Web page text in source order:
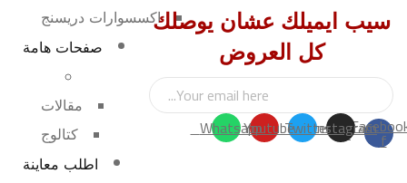
اكسسوارات دريسنج
صفحات هامة
مقالات
كتالوج
اطلب معاينة
سيب ايميلك عشان يوصلك
كل العروض
f
Instagram
Twitter
Youtube
Whatsapp